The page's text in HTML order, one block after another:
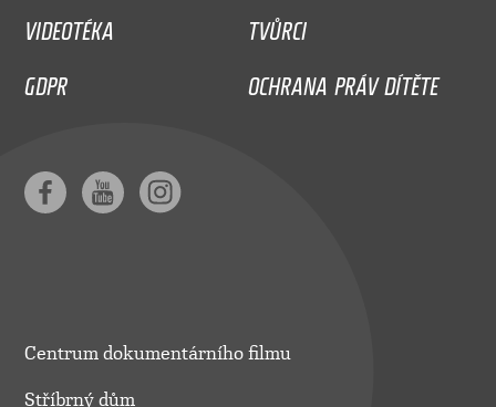
VIDEOTÉKA
TVŮRCI
GDPR
OCHRANA PRÁV DÍTĚTE
Centrum dokumentárního filmu
Stříbrný dům